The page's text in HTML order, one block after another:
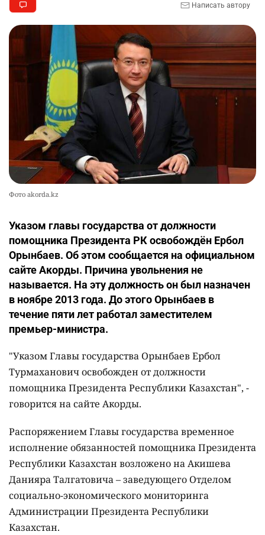
Написать автору
Фото akorda.kz
Указом главы государства от должности
помощника Президента РК освобождён Ербол
Орынбаев. Об этом сообщается на официальном
сайте Акорды. Причина увольнения не
называется. На эту должность он был назначен
в ноябре 2013 года. До этого Орынбаев в
течение пяти лет работал заместителем
премьер-министра.
"Указом Главы государства Орынбаев Ербол
Турмаханович освобожден от должности
помощника Президента Республики Казахстан", -
говорится на сайте Акорды.
Распоряжением Главы государства временное
исполнение обязанностей помощника Президента
Республики Казахстан возложено на Акишева
Данияра Талгатовича – заведующего Отделом
социально-экономического мониторинга
Администрации Президента Республики
Казахстан.